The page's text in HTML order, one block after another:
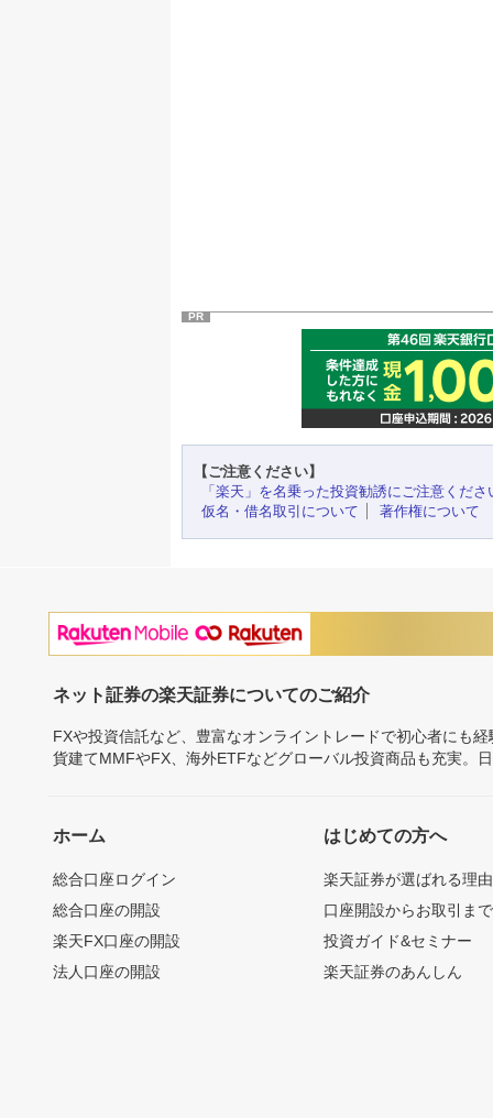
PR
【ご注意ください】
「楽天」を名乗った投資勧誘にご注意くださ
仮名・借名取引について
著作権について
ネット証券の楽天証券についてのご紹介
FXや投資信託など、豊富なオンライントレードで初心者にも
貨建てMMFやFX、海外ETFなどグローバル投資商品も充実。
ホーム
総合口座ログイン
総合口座の開設
楽天FX口座の開設
法人口座の開設
はじめての方へ
楽天証券が選ばれる理由
口座開設からお取引ま
投資ガイド&セミナー
楽天証券のあんしん